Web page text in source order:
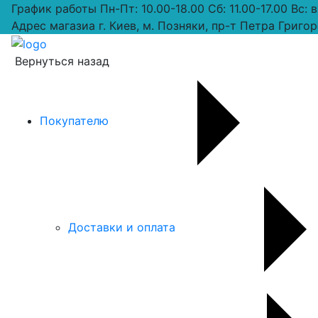
График работы Пн-Пт: 10.00-18.00 Сб: 11.00-17.00 Вс:
Адрес магазиа г. Киев, м. Позняки, пр-т Петра
Вернуться назад
Покупателю
Доставки и оплата